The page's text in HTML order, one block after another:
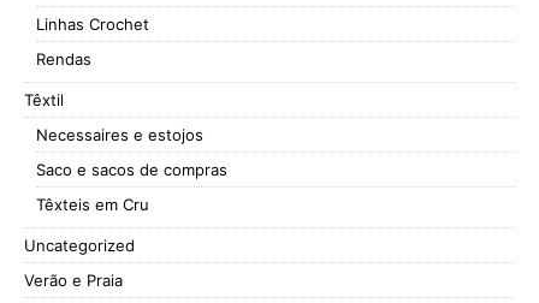
Linhas Crochet
Rendas
Têxtil
Necessaires e estojos
Saco e sacos de compras
Têxteis em Cru
Uncategorized
Verão e Praia